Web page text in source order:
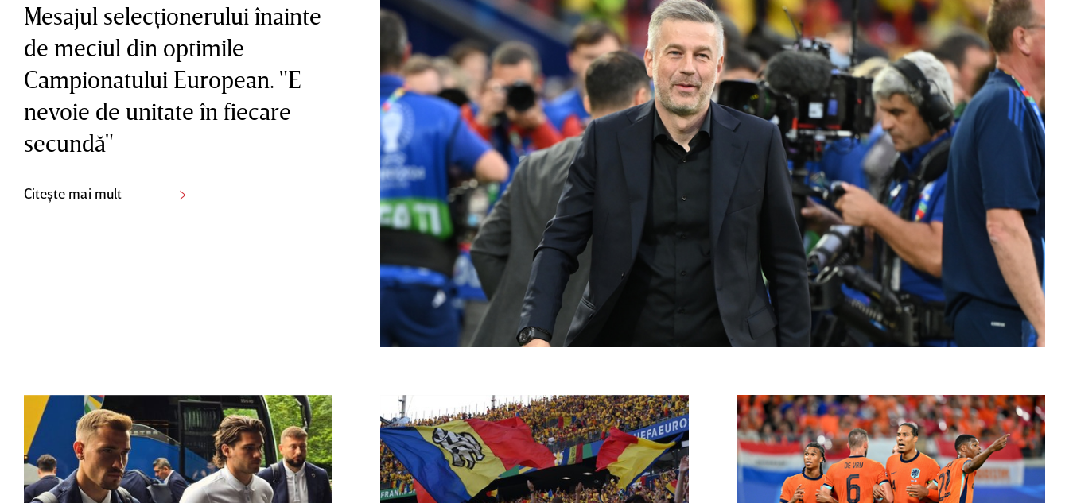
Mesajul selecţionerului înainte
de meciul din optimile
Campionatului European. "E
nevoie de unitate în fiecare
secundă"
Citește mai mult